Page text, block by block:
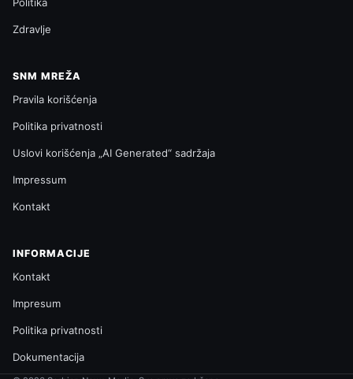
Zdravlje
SNM MREŽA
Pravila korišćenja
Politika privatnosti
Uslovi korišćenja „AI Generated“ sadržaja
Impressum
Kontakt
INFORMACIJE
Kontakt
Impresum
Politika privatnosti
Dokumentacija